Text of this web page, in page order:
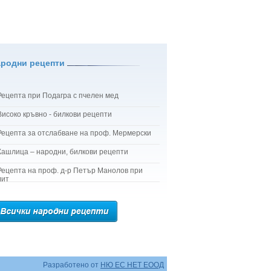
рецепти
при Подагра с пчелен мед
кръвно - билкови рецепти
за отслабване на проф. Мермерски
– народни, билкови рецепти
на проф. д-р Петър Манолов при
Разработено от НЮ ЕС НЕТ ЕООД